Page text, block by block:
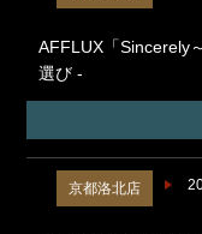
AFFLUX「Sincerely
選び -
京都洛北店